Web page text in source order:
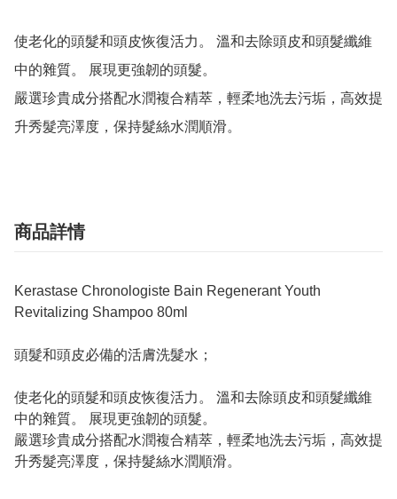
使老化的頭髮和頭皮恢復活力。 溫和去除頭皮和頭髮纖維
中的雜質。 展現更強韌的頭髮。
嚴選珍貴成分搭配水潤複合精萃，輕柔地洗去污垢，高效提
升秀髮亮澤度，保持髮絲水潤順滑。
商品詳情
Kerastase Chronologiste Bain Regenerant Youth
Revitalizing Shampoo 80ml
頭髮和頭皮必備的活膚洗髮水；
使老化的頭髮和頭皮恢復活力。 溫和去除頭皮和頭髮纖維
中的雜質。 展現更強韌的頭髮。
嚴選珍貴成分搭配水潤複合精萃，輕柔地洗去污垢，高效提
升秀髮亮澤度，保持髮絲水潤順滑。